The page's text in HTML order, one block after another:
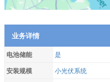
业务详情
电池储能
是
安装规模
小光伏系统